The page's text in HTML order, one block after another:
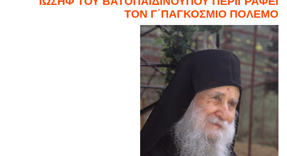
ΤΟΝ Γ΄ΠΑΓΚΟΣΜΙΟ ΠΟΛΕΜΟ